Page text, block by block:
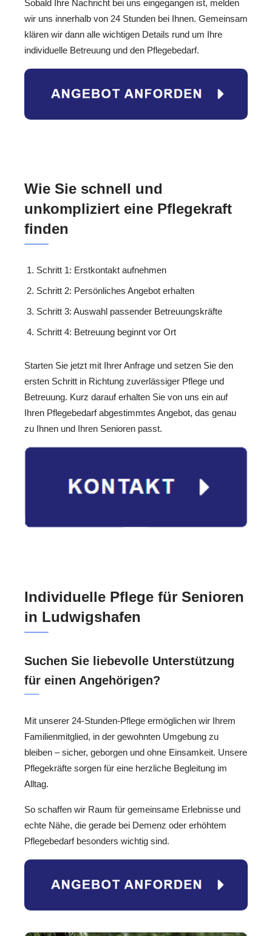
Sobald Ihre Nachricht bei uns eingegangen ist, melden
wir uns innerhalb von 24 Stunden bei Ihnen. Gemeinsam
klären wir dann alle wichtigen Details rund um Ihre
individuelle Betreuung und den Pflegebedarf.
Wie Sie schnell und
unkompliziert eine Pflegekraft
finden
Schritt 1: Erstkontakt aufnehmen
Schritt 2: Persönliches Angebot erhalten
Schritt 3: Auswahl passender Betreuungskräfte
Schritt 4: Betreuung beginnt vor Ort
Starten Sie jetzt mit Ihrer Anfrage und setzen Sie den
ersten Schritt in Richtung zuverlässiger Pflege und
Betreuung. Kurz darauf erhalten Sie von uns ein auf
Ihren Pflegebedarf abgestimmtes Angebot, das genau
zu Ihnen und Ihren Senioren passt.
Individuelle Pflege für Senioren
in Ludwigshafen
Suchen Sie liebevolle Unterstützung
für einen Angehörigen?
Mit unserer 24-Stunden-Pflege ermöglichen wir Ihrem
Familienmitglied, in der gewohnten Umgebung zu
bleiben – sicher, geborgen und ohne Einsamkeit. Unsere
Pflegekräfte sorgen für eine herzliche Begleitung im
Alltag.
So schaffen wir Raum für gemeinsame Erlebnisse und
echte Nähe, die gerade bei Demenz oder erhöhtem
Pflegebedarf besonders wichtig sind.